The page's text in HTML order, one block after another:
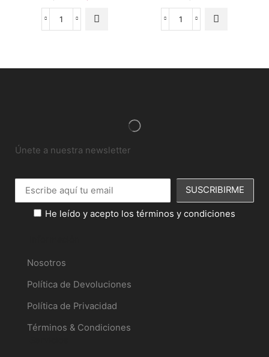
Únete a nuestra newsletter
He leído y acepto los términos y condiciones
Nosotros
Política de Devoluciones
Política de Privacidad
Términos & Condiciones